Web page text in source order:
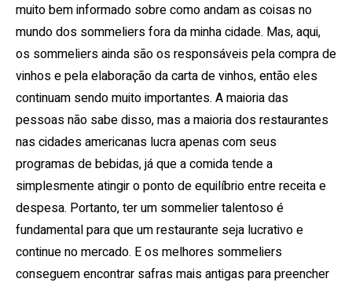
muito bem informado sobre como andam as coisas no
mundo dos sommeliers fora da minha cidade. Mas, aqui,
os sommeliers ainda são os responsáveis ​​pela compra de
vinhos e pela elaboração da carta de vinhos, então eles
continuam sendo muito importantes. A maioria das
pessoas não sabe disso, mas a maioria dos restaurantes
nas cidades americanas lucra apenas com seus
programas de bebidas, já que a comida tende a
simplesmente atingir o ponto de equilíbrio entre receita e
despesa. Portanto, ter um sommelier talentoso é
fundamental para que um restaurante seja lucrativo e
continue no mercado. E os melhores sommeliers
conseguem encontrar safras mais antigas para preencher